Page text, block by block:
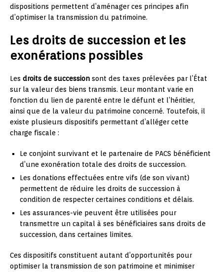
dispositions permettent d’aménager ces principes afin
d’optimiser la transmission du patrimoine.
Les droits de succession et les
exonérations possibles
Les droits de succession sont des taxes prélevées par l’État
sur la valeur des biens transmis. Leur montant varie en
fonction du lien de parenté entre le défunt et l’héritier,
ainsi que de la valeur du patrimoine concerné. Toutefois, il
existe plusieurs dispositifs permettant d’alléger cette
charge fiscale :
Le conjoint survivant et le partenaire de PACS bénéficient
d’une exonération totale des droits de succession.
Les donations effectuées entre vifs (de son vivant)
permettent de réduire les droits de succession à
condition de respecter certaines conditions et délais.
Les assurances-vie peuvent être utilisées pour
transmettre un capital à ses bénéficiaires sans droits de
succession, dans certaines limites.
Ces dispositifs constituent autant d’opportunités pour
optimiser la transmission de son patrimoine et minimiser